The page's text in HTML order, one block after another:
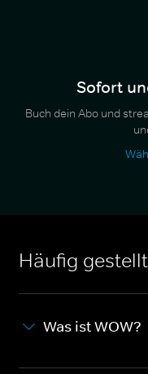
Sofort
Buch dein Abo und
Häufig
Was ist WOW?